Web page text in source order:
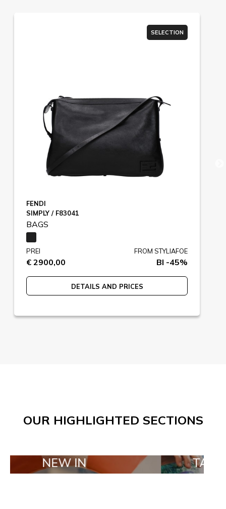
SELECTION
FENDI
SIMPLY / F83041
BAGS
PREI
€ 2900,00
FROM STYLIAFOE
BI -45%
DETAILS AND PRICES
OUR HIGHLIGHTED SECTIONS
NEW IN TAILOR